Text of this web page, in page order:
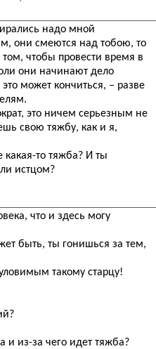
надо мной
они смеются над тобою, то
чтобы провести время в
они начинают дело
может кончиться, – разве
это ничем серьезным не
свою тяжбу, как и я,
какая-то тяжба? И ты
истцом?
что и здесь могу
быть, ты гонишься за тем,
такому старцу!
и из-за чего идет тяжба?